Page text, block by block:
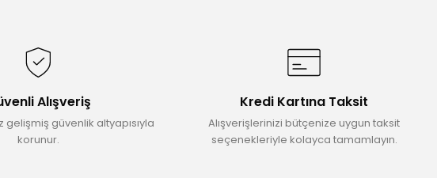
Alışveriş
gelişmiş güvenlik altyapısıyla
korunur.
Kredi Kartına Taksit
Alışverişlerinizi bütçenize uygun taksit
seçenekleriyle kolayca tamamlayın.